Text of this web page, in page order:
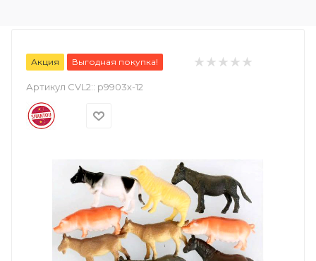
Акция Выгодная покупка!
Артикул CVL2:: р9903х-12